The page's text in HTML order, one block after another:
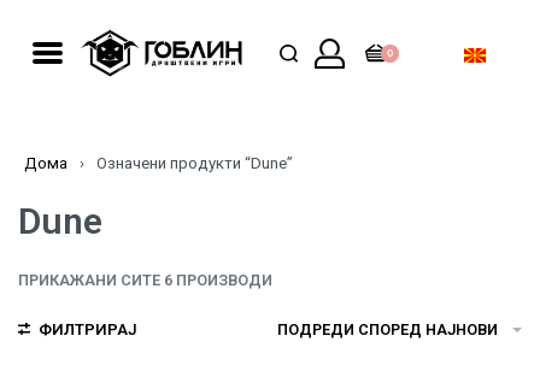
0
Дома › Означени продукти “Dune”
Dune
ПРИКАЖАНИ СИТЕ 6 ПРОИЗВОДИ
ФИЛТРИРАЈ ПОДРЕДИ СПОРЕД НАЈНОВИ